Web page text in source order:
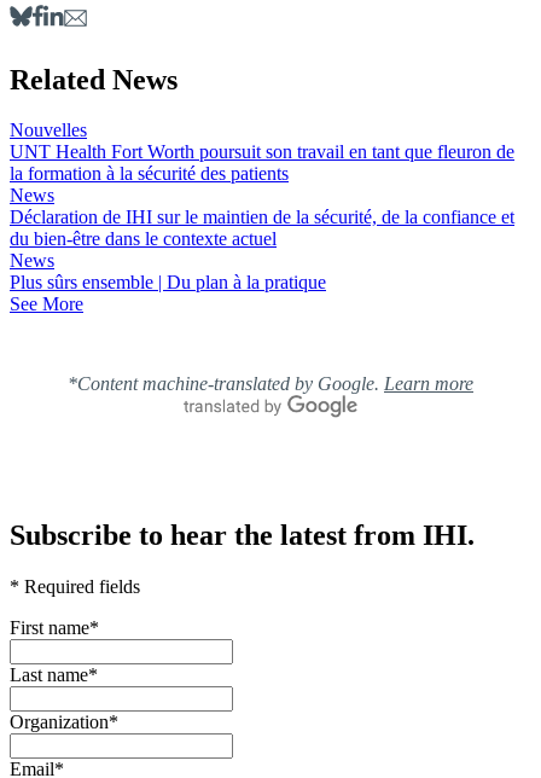
Related News
Nouvelles
UNT Health Fort Worth poursuit son travail en tant que fleuron de
la formation à la sécurité des patients
News
Déclaration de IHI sur le maintien de la sécurité, de la confiance et
du bien-être dans le contexte actuel
News
Plus sûrs ensemble | Du plan à la pratique
See More
*Content machine-translated by Google. Learn more
Subscribe to hear the latest from IHI.
* Required fields
First name*
Last name*
Organization*
Email*